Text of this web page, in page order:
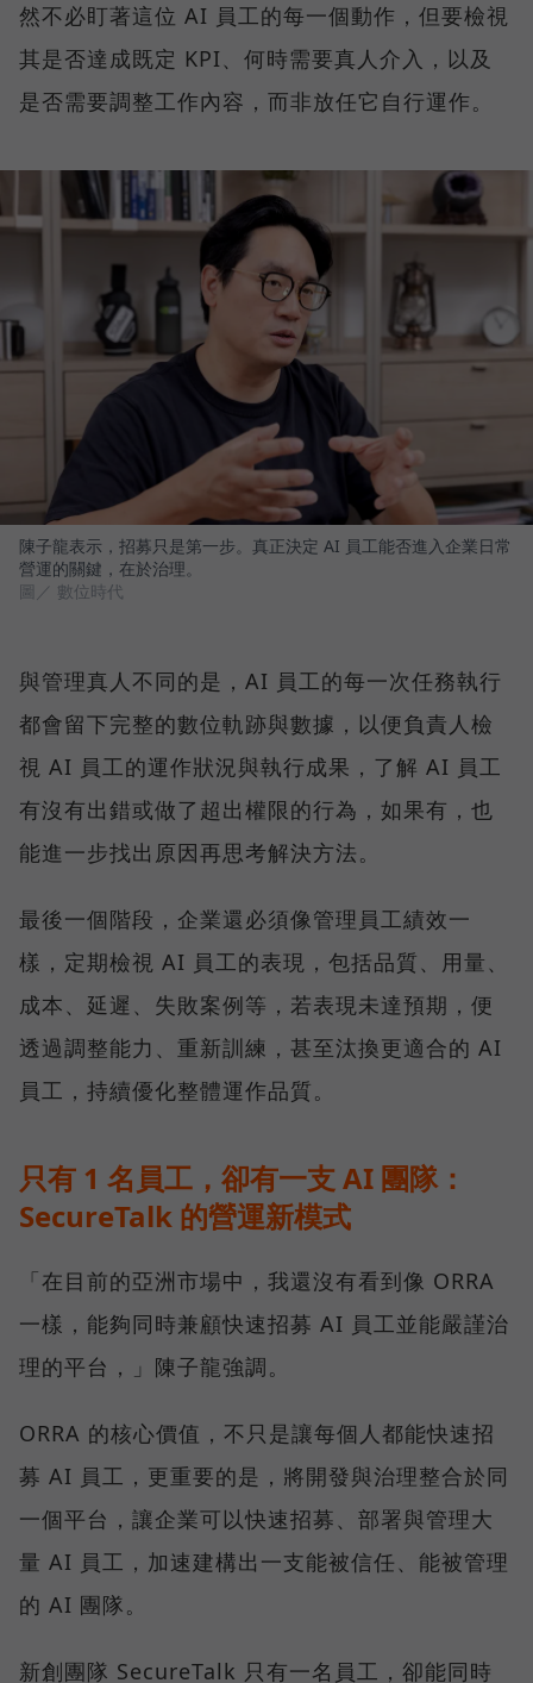
然不必盯著這位 AI 員工的每一個動作，但要檢視
其是否達成既定 KPI、何時需要真人介入，以及
是否需要調整工作內容，而非放任它自行運作。
陳子龍表示，招募只是第一步。真正決定 AI 員工能否進入企業日常
營運的關鍵，在於治理。
圖／ 數位時代
與管理真人不同的是，AI 員工的每一次任務執行
都會留下完整的數位軌跡與數據，以便負責人檢
視 AI 員工的運作狀況與執行成果，了解 AI 員工
有沒有出錯或做了超出權限的行為，如果有，也
能進一步找出原因再思考解決方法。
最後一個階段，企業還必須像管理員工績效一
樣，定期檢視 AI 員工的表現，包括品質、用量、
成本、延遲、失敗案例等，若表現未達預期，便
透過調整能力、重新訓練，甚至汰換更適合的 AI
員工，持續優化整體運作品質。
只有 1 名員工，卻有一支 AI 團隊：
SecureTalk 的營運新模式
「在目前的亞洲市場中，我還沒有看到像 ORRA
一樣，能夠同時兼顧快速招募 AI 員工並能嚴謹治
理的平台，」陳子龍強調。
ORRA 的核心價值，不只是讓每個人都能快速招
募 AI 員工，更重要的是，將開發與治理整合於同
一個平台，讓企業可以快速招募、部署與管理大
量 AI 員工，加速建構出一支能被信任、能被管理
的 AI 團隊。
新創團隊 SecureTalk 只有一名員工，卻能同時